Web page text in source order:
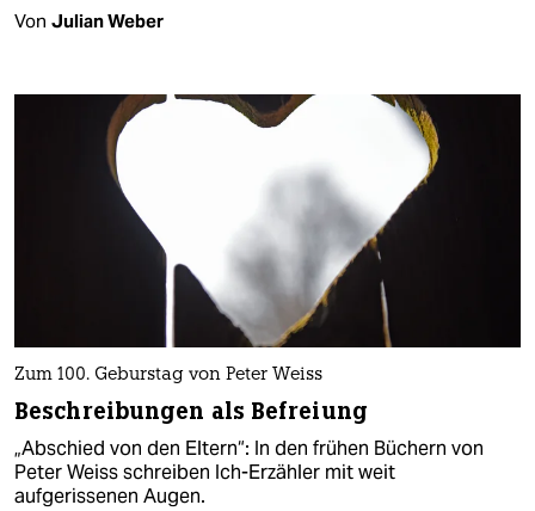
Von Julian Weber
Zum 100. Geburstag von Peter Weiss
Beschreibungen als Befreiung
„Abschied von den Eltern“: In den frühen Büchern von
Peter Weiss schreiben Ich-Erzähler mit weit
aufgerissenen Augen.